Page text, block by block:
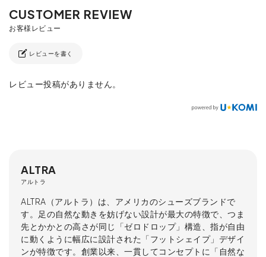
レビューを書く
レビュー投稿がありません。
ALTRA
アルトラ
ALTRA（アルトラ）は、アメリカのシューズブランドで
す。足の自然な動きを妨げない設計が最大の特徴で、つま
先とかかとの高さが同じ「ゼロドロップ」構造、指が自由
に動くように幅広に設計された「フットシェイプ」デザイ
ンが特徴です。創業以来、一貫してコンセプトに「自然な